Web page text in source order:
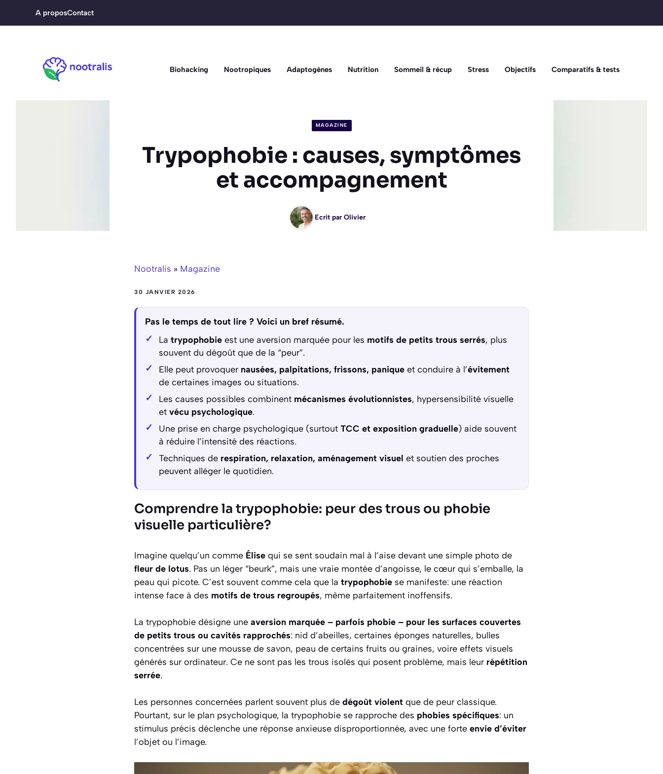
A proposContact
Biohacking Nootropiques Adaptogènes Nutrition Sommeil & récup Stress Objectifs Comparatifs & tests
MAGAZINE
Trypophobie : causes, symptômes
et accompagnement
Ecrit par Olivier
Nootralis » Magazine
30 JANVIER 2026
Pas le temps de tout lire ? Voici un bref résumé.
La trypophobieest une aversion marquée pour les motifs de petits trous serrés, plus
souvent du dégoût que de la “peur”.
Elle peut provoquer nausées, palpitations, frissons, paniqueet conduire à l’évitement
de certaines images ou situations.
Les causes possibles combinent mécanismes évolutionnistes, hypersensibilité visuelle
et vécu psychologique.
Une prise en charge psychologique (surtout TCC et exposition graduelle) aide souvent
à réduire l’intensité des réactions.
Techniques de respiration, relaxation, aménagement visuel et soutien des proches
peuvent alléger le quotidien.
Comprendre la trypophobie: peur des trous ou phobie
visuelle particulière?
Imagine quelqu’un comme Élise qui se sent soudain mal à l’aise devant une simple photo de
fleur de lotus. Pas un léger “beurk”, mais une vraie montée d’angoisse, le cœur qui s’emballe, la
peau qui picote. C’est souvent comme cela que la trypophobie se manifeste: une réaction
intense face à des motifs de trous regroupés, même parfaitement inoffensifs.
La trypophobie désigne une aversion marquée – parfois phobie – pour les surfaces couvertes
de petits trous ou cavités rapprochés: nid d’abeilles, certaines éponges naturelles, bulles
concentrées sur une mousse de savon, peau de certains fruits ou graines, voire effets visuels
générés sur ordinateur. Ce ne sont pas les trous isolés qui posent problème, mais leur répétition
serrée.
Les personnes concernées parlent souvent plus de dégoût violent que de peur classique.
Pourtant, sur le plan psychologique, la trypophobie se rapproche des phobies spécifiques: un
stimulus précis déclenche une réponse anxieuse disproportionnée, avec une forte envie d’éviter
l’objet ou l’image.